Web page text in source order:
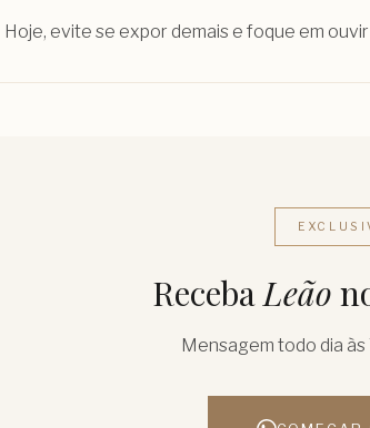
Hoje, evite se expor demais e foque em
Receba Leão
Mensagem todo dia às